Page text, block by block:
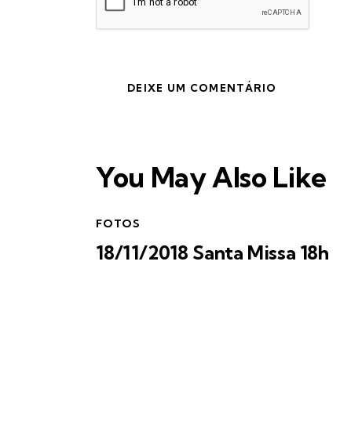
You May Also Like
FOTOS
18/11/2018 Santa Missa 18h